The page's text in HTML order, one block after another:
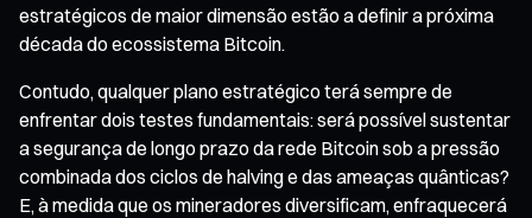
estratégicos de maior dimensão estão a definir a próxima
década do ecossistema Bitcoin.
Contudo, qualquer plano estratégico terá sempre de
enfrentar dois testes fundamentais: será possível sustentar
a segurança de longo prazo da rede Bitcoin sob a pressão
combinada dos ciclos de halving e das ameaças quânticas?
E, à medida que os mineradores diversificam, enfraquecerá